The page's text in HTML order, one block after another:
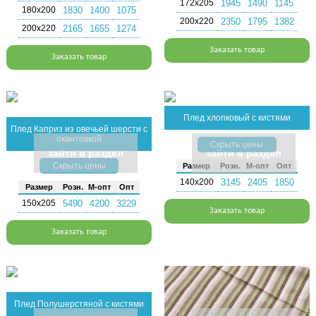
180х200 1830 1400 1075
200х220 2165 1655 1274
Заказать товар
172х205 1945 1490 1145
200х220 2350 1795 1382
Заказать товар
Плед Каприз из овечьей шерсти с
окантовкой
зайти в раздел
Скрыть цены
Раз­мер Розн. М-опт Опт
150х205 5490 4200 3229
Заказать товар
Плед хлопковый с кистями
зайти в раздел
Скрыть цены
Раз­мер Розн. М-опт Опт
140х200 3145 2405 1850
Заказать товар
Плед Полушерстяной с кистями